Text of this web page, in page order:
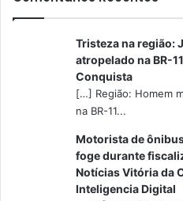
Tristeza na região:
atropelado na BR-
Conquista
[…] Região: Homem
na BR-11...
Motorista de
foge durante
Notícias Vitória da
Inteligencia Digital